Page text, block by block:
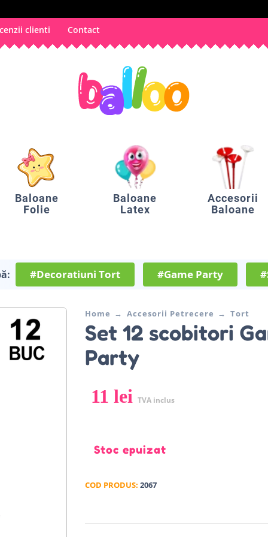
clienti Contact
Baloane
Folie
Baloane
Latex
Accesorii
Baloane
#Decoratiuni Tort #Game Party
Home Accesorii Petrecere Tort
Set 12 scobitori
Party
11 lei TVA inclus
Stoc epuizat
COD PRODUS: 2067